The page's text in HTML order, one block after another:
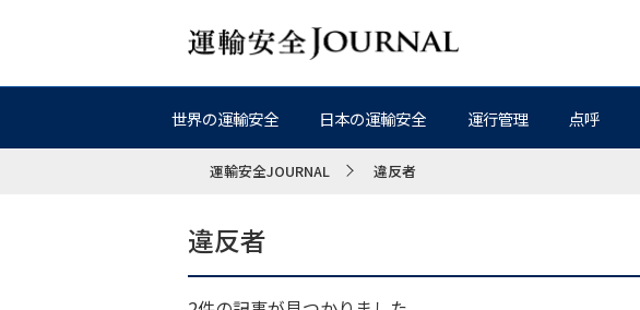
世界の運輸安全 日本の運輸安全 運行管理 点呼
運輸安全JOURNAL 違反者
違反者